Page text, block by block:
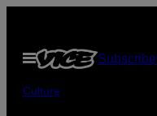
content
Open
Menu
Subscribe
Culture